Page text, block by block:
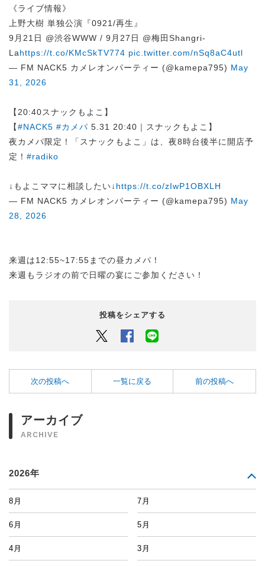
《ライブ情報》
上野大樹 単独公演『0921/再生』
9月21日 @渋谷WWW / 9月27日 @梅田Shangri-
Lahttps://t.co/KMcSkTV774 pic.twitter.com/nSq8aC4utl
— FM NACK5 カメレオンパーティー (@kamepa795) May
31, 2026
【20:40スナックもよこ】
【#NACK5 #カメパ 5.31 20:40｜スナックもよこ】
夜カメパ限定！「スナックもよこ」は、夜8時台後半に開店予
定！ #radiko
↓もよこママに相談したい↓ https://t.co/zIwP1OBXLH
— FM NACK5 カメレオンパーティー (@kamepa795) May
28, 2026
来週は12:55~17:55までの昼カメパ！
来週もラジオの前で日曜の宴にご参加ください！
投稿をシェアする
Twitter Facebook
次の投稿へ 一覧に戻る 前の投稿へ
アーカイブ
ARCHIVE
2026年
8月 7月
6月 5月
4月 3月